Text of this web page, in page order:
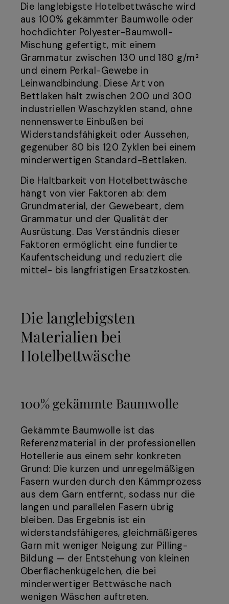
Die langlebigste Hotelbettwäsche wird
aus 100% gekämmter Baumwolle oder
hochdichter Polyester-Baumwoll-
Mischung gefertigt, mit einem
Grammatur zwischen 130 und 180 g/m²
und einem Perkal-Gewebe in
Leinwandbindung. Diese Art von
Bettlaken hält zwischen 200 und 300
industriellen Waschzyklen stand, ohne
nennenswerte Einbußen bei
Widerstandsfähigkeit oder Aussehen,
gegenüber 80 bis 120 Zyklen bei einem
minderwertigen Standard-Bettlaken.
Die Haltbarkeit von Hotelbettwäsche
hängt von vier Faktoren ab: dem
Grundmaterial, der Gewebeart, dem
Grammatur und der Qualität der
Ausrüstung. Das Verständnis dieser
Faktoren ermöglicht eine fundierte
Kaufentscheidung und reduziert die
mittel- bis langfristigen Ersatzkosten.
Die langlebigsten
Materialien bei
Hotelbettwäsche
100% gekämmte Baumwolle
Gekämmte Baumwolle ist das
Referenzmaterial in der professionellen
Hotellerie aus einem sehr konkreten
Grund: Die kurzen und unregelmäßigen
Fasern wurden durch den Kämmprozess
aus dem Garn entfernt, sodass nur die
langen und parallelen Fasern übrig
bleiben. Das Ergebnis ist ein
widerstandsfähigeres, gleichmäßigeres
Garn mit weniger Neigung zur Pilling-
Bildung — der Entstehung von kleinen
Oberflächenkügelchen, die bei
minderwertiger Bettwäsche nach
wenigen Wäschen auftreten.